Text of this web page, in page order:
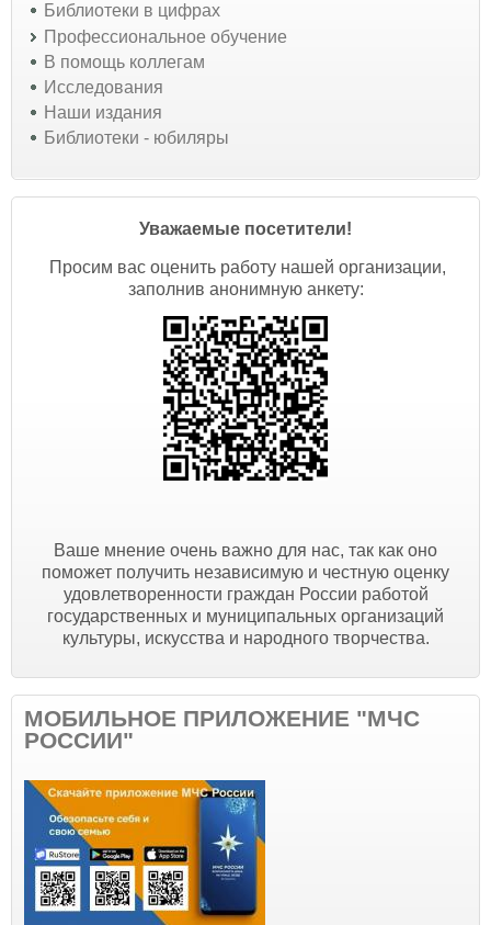
Библиотеки в цифрах
Профессиональное обучение
В помощь коллегам
Исследования
Наши издания
Библиотеки - юбиляры
Уважаемые посетители!
Просим вас оценить работу нашей организации,
заполнив анонимную анкету:
Ваше мнение очень важно для нас, так как оно
поможет получить независимую и честную оценку
удовлетворенности граждан России работой
государственных и муниципальных организаций
культуры, искусства и народного творчества.
МОБИЛЬНОЕ ПРИЛОЖЕНИЕ "МЧС
РОССИИ"